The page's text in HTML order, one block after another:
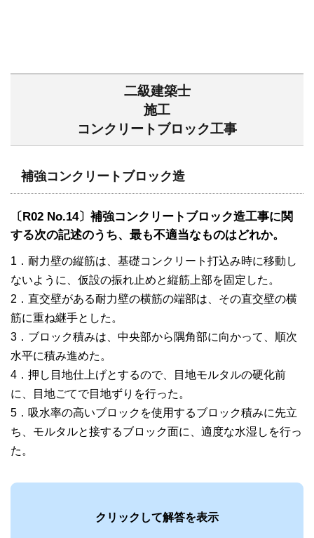
二級建築士
施工
コンクリートブロック工事
補強コンクリートブロック造
〔R02 No.14〕補強コンクリートブロック造工事に関
する次の記述のうち、 最も不適当なものはどれか。
1．耐力壁の縦筋は、基礎コンクリート打込み時に移動し
ないように、仮設の振れ止めと縦筋上部を固定した。
2．直交壁がある耐力壁の横筋の端部は、その直交壁の横
筋に重ね継手とした。
3．ブロック積みは、中央部から隅角部に向かって、順次
水平に積み進めた。
4．押し目地仕上げとするので、目地モルタルの硬化前
に、目地ごてで目地ずりを行った。
5．吸水率の高いブロックを使用するブロック積みに先立
ち、モルタルと接するブロック面に、適度な水湿しを行っ
た。
クリックして解答を表示